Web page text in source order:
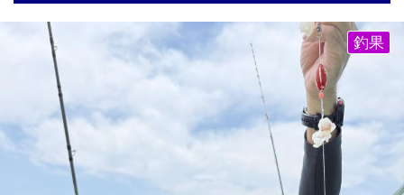
釣果